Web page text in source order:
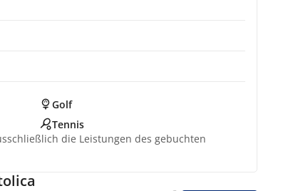
Golf
Tennis
die Leistungen des gebuchten